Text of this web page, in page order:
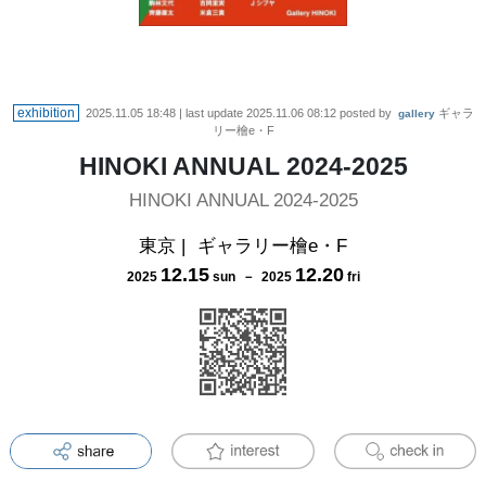
exhibition 2025.11.05 18:48| last update 2025.11.06 08:12posted by gallery ギャラ
リー檜e・F
HINOKI ANNUAL 2024-2025
HINOKI ANNUAL 2024-2025
東京 | ギャラリー檜e・F
2025 12.15 sun－ 2025 12.20 fri